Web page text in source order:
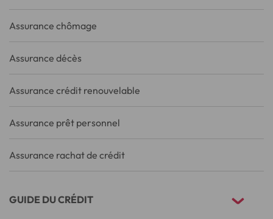
Assurance chômage
Assurance décès
Assurance crédit renouvelable
Assurance prêt personnel
Assurance rachat de crédit
GUIDE DU CRÉDIT